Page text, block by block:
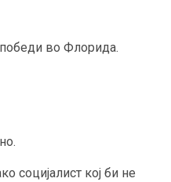
победи во Флорида.
социјалист кој би не